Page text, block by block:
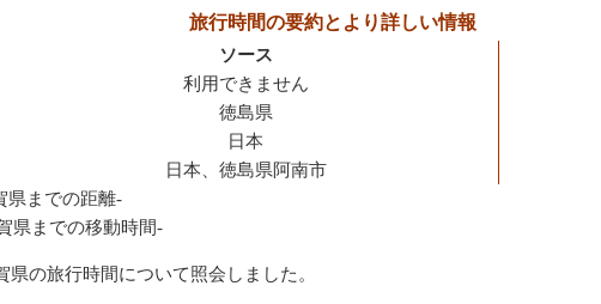
旅行時間の要約とより詳しい情報
ソース
利用できません
徳島県
日本
日本、徳島県阿南市
県までの距離-
県までの移動時間-
の旅行時間について照会しました。